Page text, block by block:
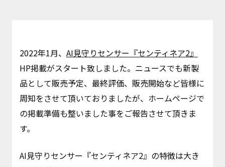
2022年1月、 AI見守りセンサー『センティネア2』
HP掲載がスタート致しました。ニュースでも新製
品として販売予定、最終評価、販売開始など皆様に
周知をさせて頂いておりましたが、ホームページで
の掲載準備も整いました事をご報告させて頂きま
す。
AI見守りセンサー『センティネア2』の特徴は大き